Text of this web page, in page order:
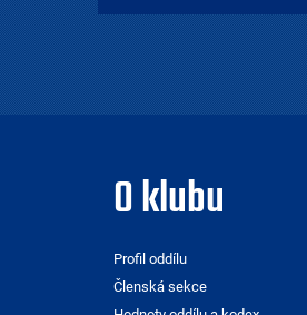
O klubu
Profil oddílu
Členská sekce